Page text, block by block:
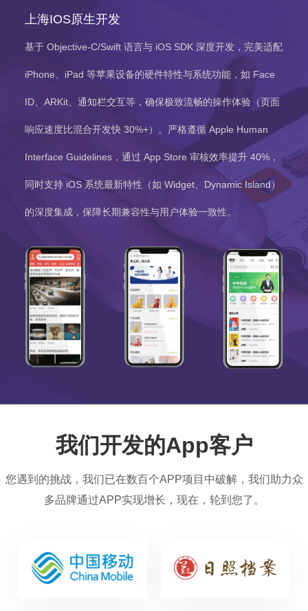
上海IOS原生开发
基于 Objective-C/Swift 语言与 iOS SDK 深度开发，完美适配
iPhone、iPad 等苹果设备的硬件特性与系统功能，如 Face
ID、ARKit、通知栏交互等，确保极致流畅的操作体验（页面
响应速度比混合开发快 30%+）。严格遵循 Apple Human
Interface Guidelines，通过 App Store 审核效率提升 40%，
同时支持 iOS 系统最新特性（如 Widget、Dynamic Island）
的深度集成，保障长期兼容性与用户体验一致性。
我们开发的App客户
您遇到的挑战，我们已在数百个APP项目中破解，我们助力众
多品牌通过APP实现增长，现在，轮到您了。